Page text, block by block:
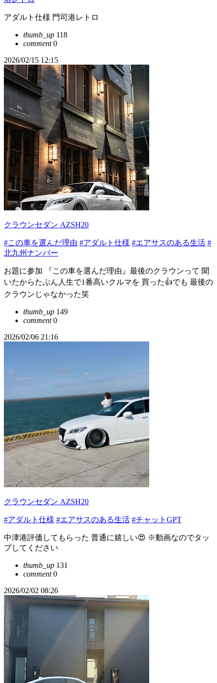
アダルト仕様 門司港レトロ
thumb_up 118
comment0
2026/02/15 12:15
クラウンセダン AZSH20
#この車を選んだ理由 #アダルト仕様 #エアサスのある生活 #
北九州ナンバー
お題に参加 『この車を選んだ理由』最後のクラウンって 聞
いたからたぶん人生で1番高いクルマを 買った👍でも 最後の
クラウンじゃなかった笑
thumb_up 149
comment0
2026/02/06 21:16
クラウンセダン AZSH20
#アダルト仕様 #エアサスのある生活 #チャットGPT
中津港評価してもらった 普通に嬉しい😍 ※動画なのでタッ
プしてください
thumb_up 131
comment0
2026/02/02 08:26